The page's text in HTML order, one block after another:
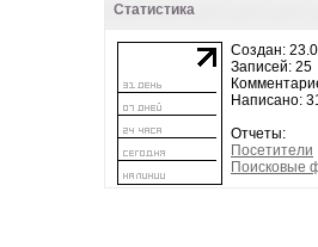
Статистика
Создан:
Записей: 25
Написано:
Отчеты:
Посетители
Поисковые